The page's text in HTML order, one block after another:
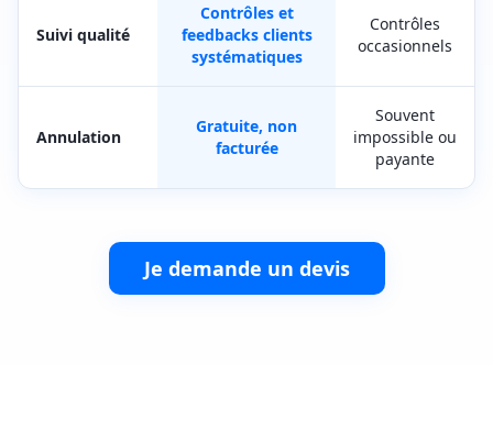
Suivi qualité
Contrôles et
feedbacks clients
systématiques
Contrôles
occasionnels
Annulation
Gratuite, non
facturée
Souvent
impossible ou
payante
Je demande un devis